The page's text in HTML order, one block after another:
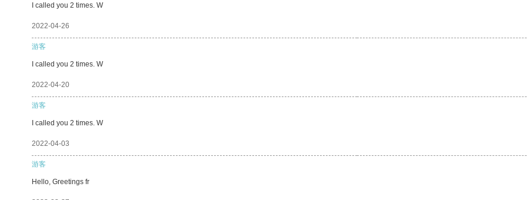
I called you 2 times. W
2022-04-26
游客
I called you 2 times. W
2022-04-20
游客
I called you 2 times. W
2022-04-03
游客
Hello, Greetings fr